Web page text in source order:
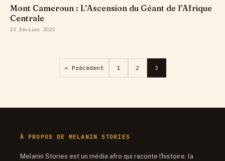
Mont Cameroun : L’Ascension du Géant de l’Afrique
Centrale
23 février 2025
Pagination
← Précédent 1 2 3
À PROPOS DE MELANIN STORIES
Melanin Stories est un média afro qui raconte l'histoire, la